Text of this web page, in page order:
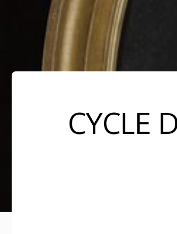
CYCLE